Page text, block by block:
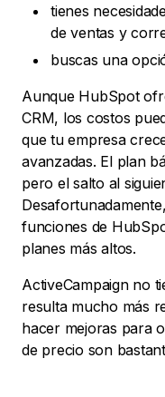
tienes
de ventas y
buscas una
Aunque HubSpot
CRM, los costos
que tu empresa
avanzadas. El plan
pero el salto al
funciones de
planes más altos.
ActiveCampaign no
resulta mucho más
hacer mejoras para
de precio son